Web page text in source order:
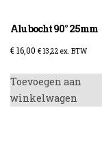
Alu bocht 90° 25mm
€16,00 € 13,22 ex. BTW
Toevoegen aan
winkelwagen